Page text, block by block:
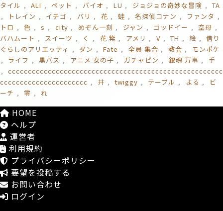
タイル ALI ペット バイオ LU ジョジョの奇妙な冒険
TA
トレイン
イチゴ バリ 花 蛙 名探偵コナン
ファンタ
トロ
色 s city めぞん一刻 ジャン ゴッドイー
空母
バハムート
スイーツ く 花 紫 アメリ V TH 絵
借り
ぐらしのアリエッティ
ダン Fate 全員 集合 教会
モンポケ
ライフ
黒バス アニメ 女の子 ガチャピン 銀魂 万事
手
cccccccccccccccccccccccccccccccccccccccccccccccccccccc
cccccccccccccccccccccc
井 twiggy テーブル よる
ビ
ーチ
零 れ
HOME
ヘルプ
運営者
利用規約
プライバシーポリシー
要望を投稿する
お問い合わせ
ログイン